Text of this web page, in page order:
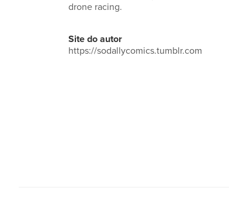
drone racing.
Site do autor
https://sodallycomics.tumblr.com